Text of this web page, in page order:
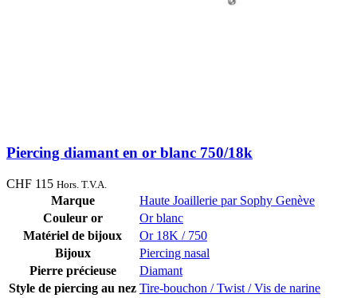
Piercing diamant en or blanc 750/18k
CHF 115 Hors. T.V.A.
Marque
Haute Joaillerie par Sophy Genève
Couleur or
Or blanc
Matériel de bijoux
Or 18K / 750
Bijoux
Piercing nasal
Pierre précieuse
Diamant
Style de piercing au nez Tire-bouchon / Twist / Vis de narine